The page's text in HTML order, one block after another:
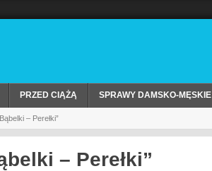
PRZED CIĄŻĄ SPRAWY DAMSKO-MĘSKIE
– Perełki”
– Perełki”